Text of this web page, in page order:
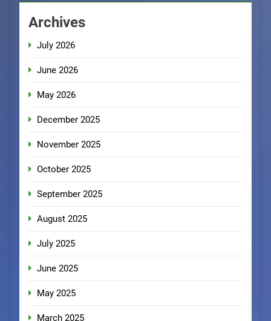
Archives
July 2026
June 2026
May 2026
December 2025
November 2025
October 2025
September 2025
August 2025
July 2025
June 2025
May 2025
March 2025